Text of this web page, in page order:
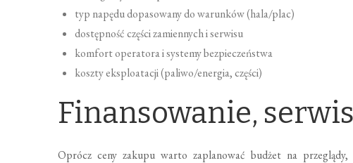
typ napędu dopasowany do warunków (hala/plac)
dostępność części zamiennych i serwisu
komfort operatora i systemy bezpieczeństwa
koszty eksploatacji (paliwo/energia, części)
Finansowanie,
Oprócz ceny zakupu warto zaplanować budżet na